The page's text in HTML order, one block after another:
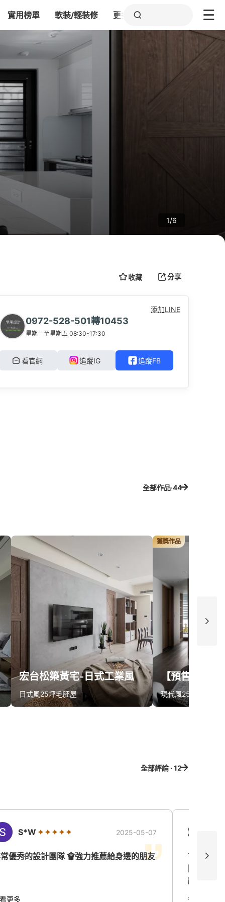
實用榜單 軟裝/輕裝修 更多
1/6
收藏 分享
分階段付款 風格測驗
0972-528-501轉10453
添加LINE
星期一至星期五 08:30-17:30
看官網 追蹤IG 追蹤FB
全部作品·44
宏台松築黃宅-日式工業風
日式風25坪毛胚屋
獲獎作品
現代風25坪
全部評論 · 12
S*W 2025-05-07
優秀的設計團隊 會強力推薦給身邊的朋友
更多
首次購屋
議，能了
查看更多